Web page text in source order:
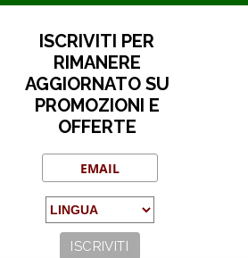
ISCRIVITI PER
RIMANERE
AGGIORNATO SU
PROMOZIONI E
OFFERTE